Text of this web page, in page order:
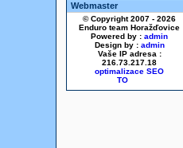
Webmaster
© Copyright 2007 - 2026
Enduro team Horažďovice
Powered by : admin
Design by : admin
Vaše IP adresa :
216.73.217.18
optimalizace SEO